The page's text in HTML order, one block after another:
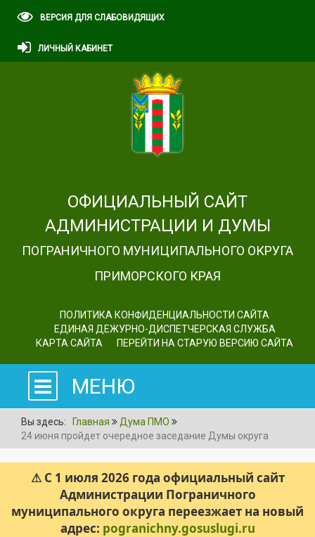
ВЕРСИЯ ДЛЯ СЛАБОВИДЯЩИХ
ЛИЧНЫЙ КАБИНЕТ
ОФИЦИАЛЬНЫЙ САЙТ
АДМИНИСТРАЦИИ И ДУМЫ
ПОГРАНИЧНОГО МУНИЦИПАЛЬНОГО ОКРУГА
ПРИМОРСКОГО КРАЯ
ПОЛИТИКА КОНФИДЕНЦИАЛЬНОСТИ САЙТА
ЕДИНАЯ ДЕЖУРНО-ДИСПЕТЧЕРСКАЯ СЛУЖБА
КАРТА САЙТА
ПЕРЕЙТИ НА СТАРУЮ ВЕРСИЮ САЙТА
МЕНЮ
Вы здесь: Главная
Дума ПМО
24 июня пройдет очередное заседание Думы округа
⚠ С 1 июля 2026 года официальный сайт
Администрации Пограничного
муниципального округа переезжает на новый
адрес: pogranichny.gosuslugi.ru